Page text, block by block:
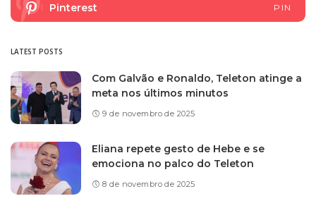
Pinterest PIN
LATEST POSTS
Com Galvão e Ronaldo, Teleton atinge a
meta nos últimos minutos
9 de novembro de 2025
Eliana repete gesto de Hebe e se
emociona no palco do Teleton
8 de novembro de 2025